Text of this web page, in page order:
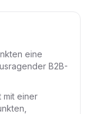
eine
B2B-
mit einer